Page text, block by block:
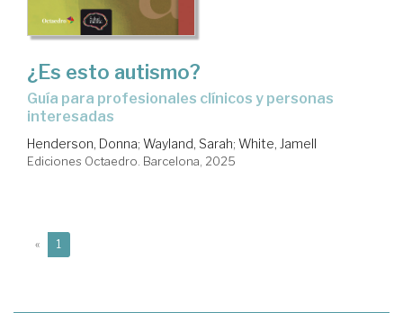
¿Es esto autismo?
Guía para profesionales clínicos y personas
interesadas
Henderson, Donna; Wayland, Sarah; White, Jamell
Ediciones Octaedro. Barcelona, 2025
« 1